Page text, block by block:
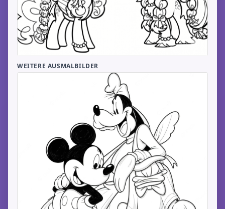
WEITERE AUSMALBILDER